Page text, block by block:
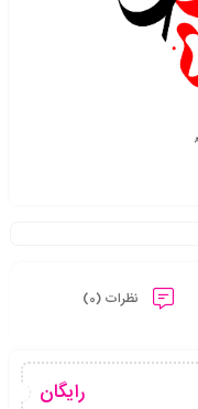
نظرات (0)
رایگان